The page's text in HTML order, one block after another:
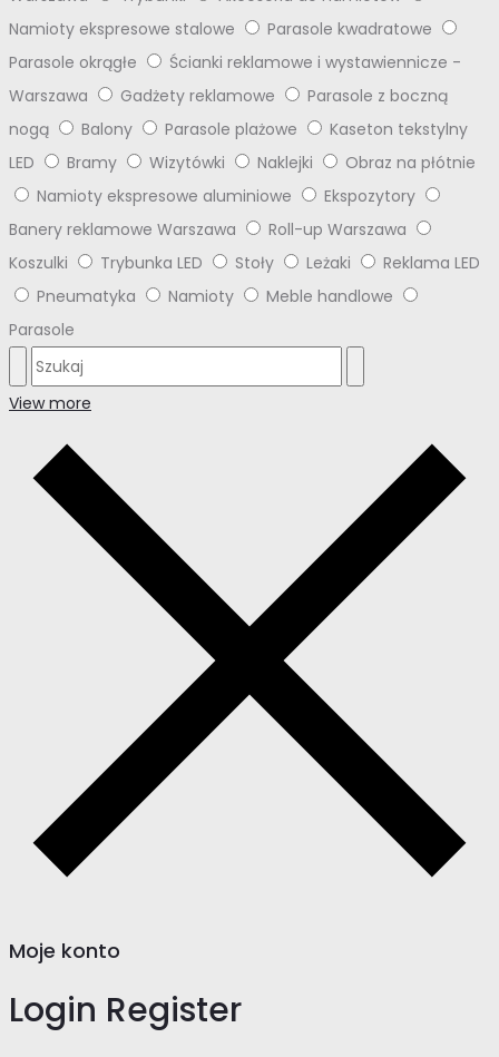
Namioty ekspresowe stalowe
Parasole kwadratowe
Parasole okrągłe
Ścianki reklamowe i wystawiennicze -
Warszawa
Gadżety reklamowe
Parasole z boczną
nogą
Balony Parasole plażowe
Kaseton tekstylny
LED
Bramy Wizytówki Naklejki
Obraz na płótnie
Namioty ekspresowe aluminiowe
Ekspozytory
Banery reklamowe Warszawa
Roll-up Warszawa
Koszulki
Trybunka LED Stoły Leżaki
Reklama LED
Pneumatyka
Namioty
Meble handlowe
Parasole
View more
Moje konto
Login Register